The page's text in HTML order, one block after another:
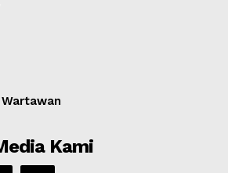
Kami